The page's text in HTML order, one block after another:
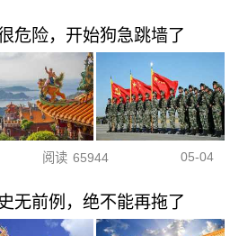
危险，开始狗急跳墙了
阅读 65944 05-04
无前例，绝不能再拖了